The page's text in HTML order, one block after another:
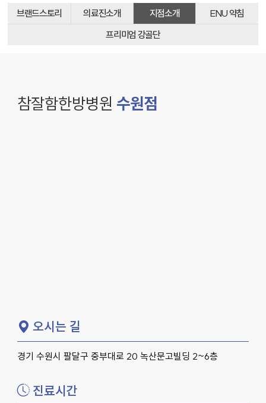
브랜드스토리 의료진소개 지점소개
ENU 약침
프리미엄 강골단
참잘함한방병원 수원점
오시는 길
경기 수원시 팔달구 중부대로 20 녹산문고빌딩 2~6층
진료시간